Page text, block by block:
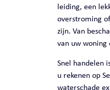
leiding, een
overstroming
zijn. Van
van uw woning
Snel handelen
u rekenen op
waterschade